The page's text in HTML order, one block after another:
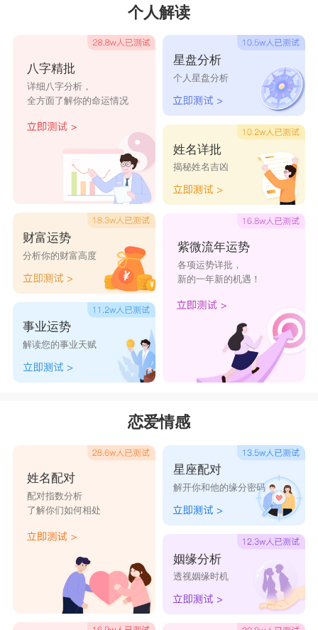
你有没有发现你的身边有这么一个人，会在礼物和金
行动为了付出，不在乎得与失，这个人应该爱你。
不过，这样的人可能不会那么容易安定下来，你是否
能长久把握住他的心，就看你怎么做了。
C、权杖四
抽到这张牌，表示你的那个他是真心爱你的，他很在
意这段感情，每当这段感情遇到一些问题的时候，他就会
主动去找出原因并解决问题。他对你的爱体贴入微，充分
关心和照顾你，有时会给你一个小小的惊喜。
他把你当做未来的另一半，自然会很用心的去经营这
段感情，就算你遇到一些困难的时候，他也依旧寸步不离
的守在你身旁。
D、圣杯五
重要的位置，或许他曾经告诉你的是他已经放下了，但那
只是在敷衍你罢了。
他一直在等旧爱回头，一旦有复合的机会，他就会选
择离开你。和你在一起大概就只是为了转移注意力，减轻
旧爱所带来的痛苦，在别人眼里你们的感情很稳定，看似
坚不可摧，实则禁不起人性和时间的考验。
个人解读
八字精批
详细八字分析，
全方面了解你的命运情况
财富运势
分析你的财富高度
事业运势
解读您的事业天赋
星盘分析
个人星盘分析
姓名详批
揭秘姓名吉凶
紫微流年运势
各项运势详批，
新的一年新的机遇！
恋爱情感
姓名配对
配对指数分析
了解你们如何相处
星座配对
解开你和他的缘分密码
姻缘分析
透视姻缘时机